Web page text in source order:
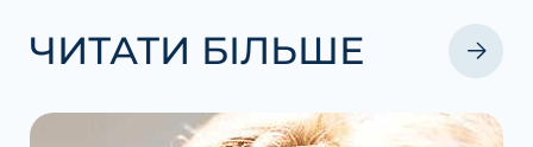
ЧИТАТИ БІЛЬШЕ